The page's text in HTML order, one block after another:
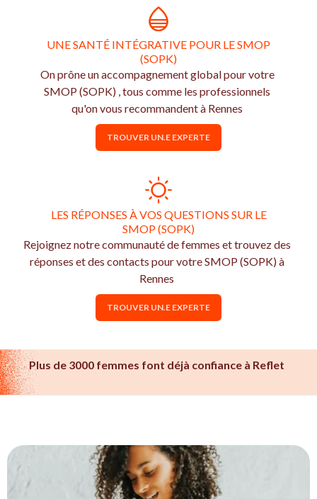
UNE SANTÉ INTÉGRATIVE POUR LE SMOP
(SOPK)
On prône un accompagnement global pour votre
SMOP (SOPK) , tous comme les professionnels
qu'on vous recommandent à Rennes
TROUVER UN.E EXPERTE
LES RÉPONSES À VOS QUESTIONS SUR LE
SMOP (SOPK)
Rejoignez notre communauté de femmes et trouvez des
réponses et des contacts pour votre SMOP (SOPK) à
Rennes
TROUVER UN.E EXPERTE
Plus de 3000 femmes font déjà confiance à Reflet